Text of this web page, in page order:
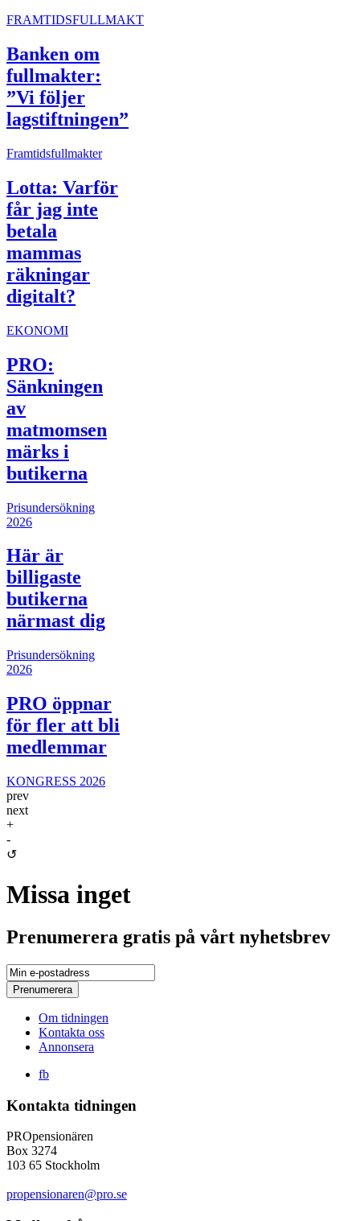
FRAMTIDSFULLMAKT
Banken om
fullmakter:
”Vi följer
lagstiftningen”
Framtidsfullmakter
Lotta: Varför
får jag inte
betala
mammas
räkningar
digitalt?
EKONOMI
PRO:
Sänkningen
av
matmomsen
märks i
butikerna
Prisundersökning
2026
Här är
billigaste
butikerna
närmast dig
Prisundersökning
2026
PRO öppnar
för fler att bli
medlemmar
KONGRESS 2026
prev
next
+
-
↺
Missa inget
Prenumerera gratis på vårt nyhetsbrev
Om tidningen
Kontakta oss
Annonsera
fb
Kontakta tidningen
PROpensionären
Box 3274
103 65 Stockholm
propensionaren@pro.se